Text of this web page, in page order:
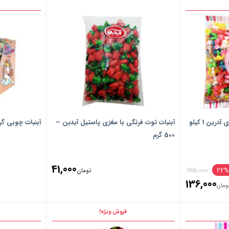
آبنبات با طعم میوه مینی کندی آدرین 1 کیلو
22%
175,000
price
تومان175,000.
136,000
آبنبات توت فرنگی با مغزی پاستیل آیدین –
500 گرم
تومان41,000
آبنبات چوبی گرد
فروش ویژه!